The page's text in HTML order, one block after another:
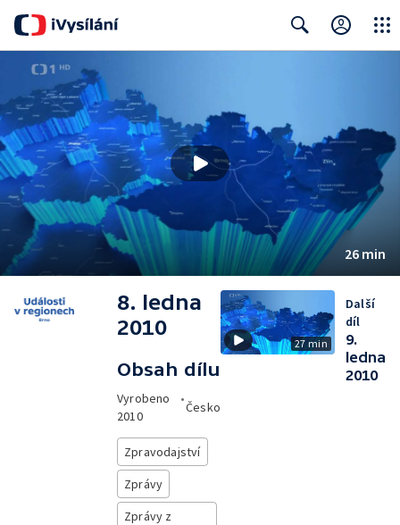
26 min
8. ledna
2010
Obsah dílu
Vyrobeno
2010
•
Česko
Zpravodajství
Zprávy
Zprávy z
27 min
Další
díl
9.
ledna
2010